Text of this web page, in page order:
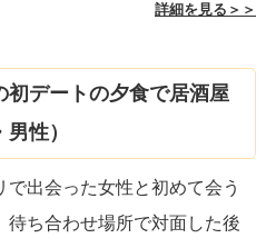
詳細を見る＞＞
初デートの夕食で居酒屋
性）
で出会った女性と初めて会う
待ち合わせ場所で対面した後